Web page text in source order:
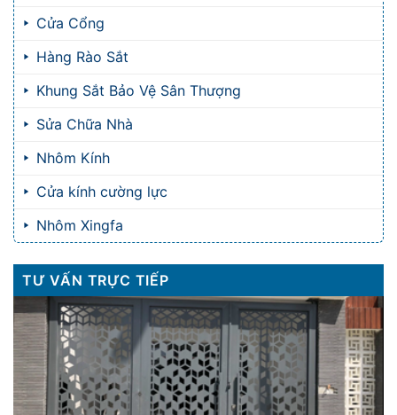
Cửa Cổng
Hàng Rào Sắt
Khung Sắt Bảo Vệ Sân Thượng
Sửa Chữa Nhà
Nhôm Kính
Cửa kính cường lực
Nhôm Xingfa
TƯ VẤN TRỰC TIẾP